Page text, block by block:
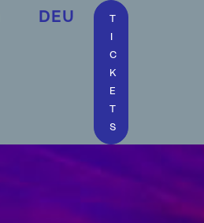
T
I
C
K
E
T
S
DEU